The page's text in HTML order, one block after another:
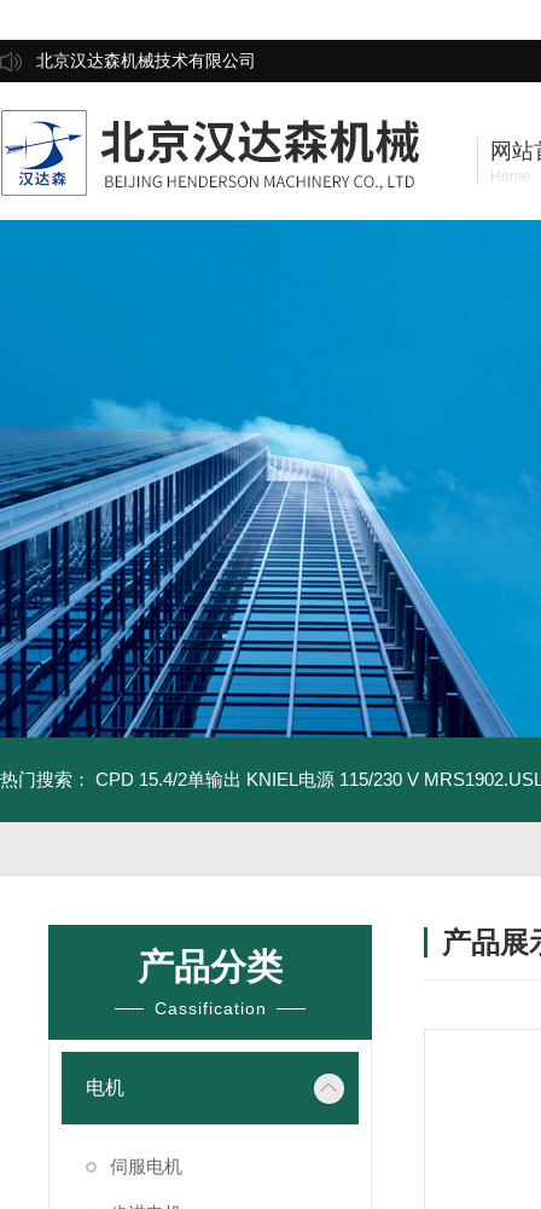
北京汉达森机械技术有限公司
网站
Home
热门搜索： CPD 15.4/2单输出 KNIEL电源 115/230 V
产品分类
Cassification
电机
伺服电机
产品展